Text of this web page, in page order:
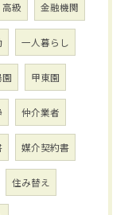
高級 金融機関
一人暮らし
園 甲東園
仲介業者
媒介契約書
住み替え